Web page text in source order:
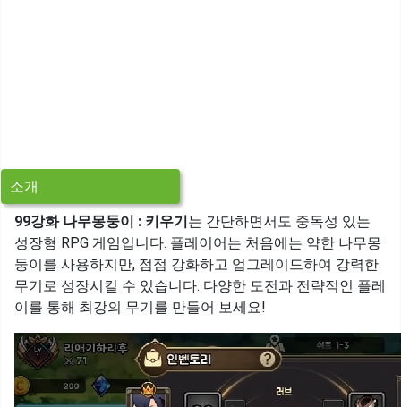
소개
99강화 나무몽둥이 : 키우기는 간단하면서도 중독성 있는
성장형 RPG 게임입니다. 플레이어는 처음에는 약한 나무몽
둥이를 사용하지만, 점점 강화하고 업그레이드하여 강력한
무기로 성장시킬 수 있습니다. 다양한 도전과 전략적인 플레
이를 통해 최강의 무기를 만들어 보세요!